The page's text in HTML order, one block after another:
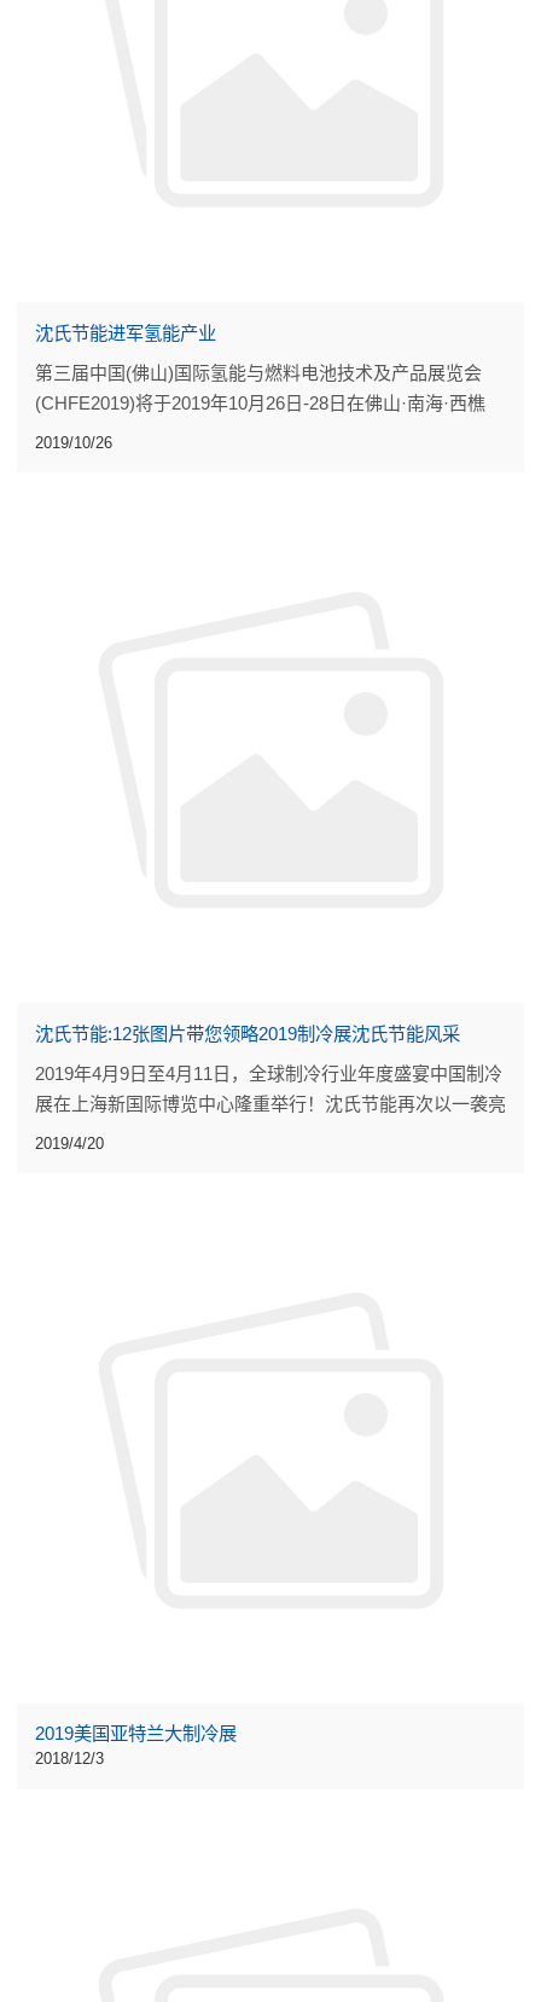
沈氏节能进军氢能产业
第三届中国(佛山)国际氢能与燃料电池技术及产品展览会
(CHFE2019)将于2019年10月26日-28日在佛山·南海·西樵
樵山文化中心举办。
2019/10/26
沈氏节能:12张图片带您领略2019制冷展沈氏节能风采
2019年4月9日至4月11日，全球制冷行业年度盛宴中国制冷
展在上海新国际博览中心隆重举行！沈氏节能再次以一袭亮
丽的沈氏蓝引得全场瞩目。
2019/4/20
2019美国亚特兰大制冷展
2018/12/3